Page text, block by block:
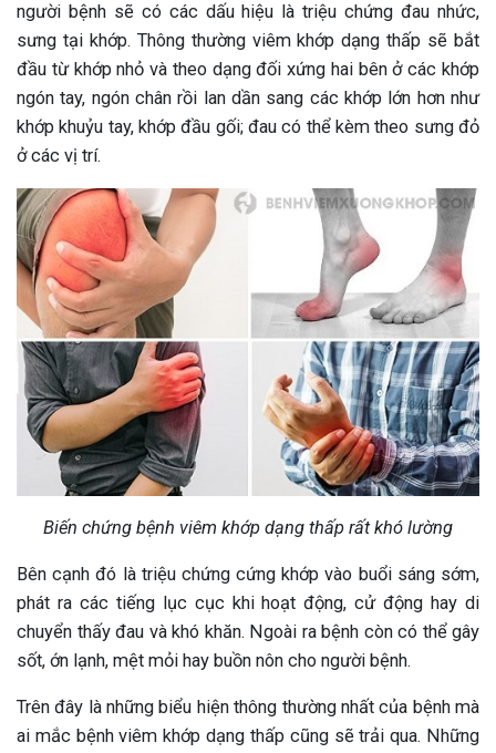
người bệnh sẽ có các dấu hiệu là triệu chứng đau nhức,
sưng tại khớp. Thông thường viêm khớp dạng thấp sẽ bắt
đầu từ khớp nhỏ và theo dạng đối xứng hai bên ở các khớp
ngón tay, ngón chân rồi lan dần sang các khớp lớn hơn như
khớp khuỷu tay, khớp đầu gối; đau có thể kèm theo sưng đỏ
ở các vị trí.
Biến chứng bệnh viêm khớp dạng thấp rất khó lường
Bên cạnh đó là triệu chứng cứng khớp vào buổi sáng sớm,
phát ra các tiếng lục cục khi hoạt động, cử động hay di
chuyển thấy đau và khó khăn. Ngoài ra bệnh còn có thể gây
sốt, ớn lạnh, mệt mỏi hay buồn nôn cho người bệnh.
Trên đây là những biểu hiện thông thường nhất của bệnh mà
ai mắc bệnh viêm khớp dạng thấp cũng sẽ trải qua. Những